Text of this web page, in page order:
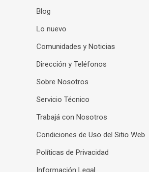
Blog
Lo nuevo
Comunidades y Noticias
Dirección y Teléfonos
Sobre Nosotros
Servicio Técnico
Trabajá con Nosotros
Condiciones de Uso del Sitio Web
Políticas de Privacidad
Información Legal